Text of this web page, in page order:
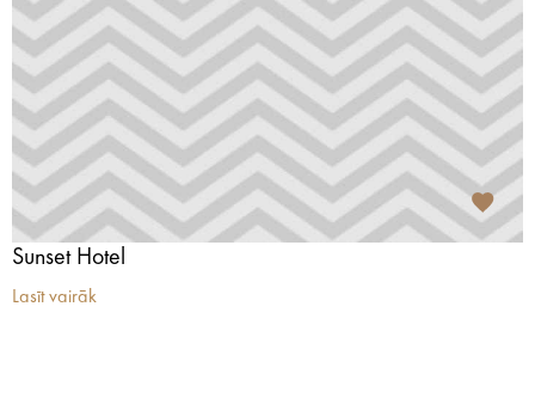
Sunset Hotel
Lasīt vairāk